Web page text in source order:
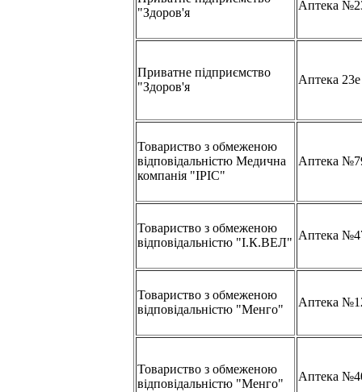
"Здоров'я
Аптека
Приватне підприємство
"Здоров'я
Аптека 23е
Товариство з обмеженою
відповідальністю Медична
компанія "ІРІС"
Аптека
Товариство з обмеженою
відповідальністю "І.К.ВЕЛ"
Аптека
Товариство з обмеженою
відповідальністю "Менго"
Аптека
Товариство з обмеженою
відповідальністю "Менго"
Аптека